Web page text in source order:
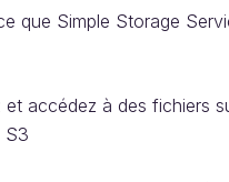
que Simple Storage
et accédez à des fichiers
S3